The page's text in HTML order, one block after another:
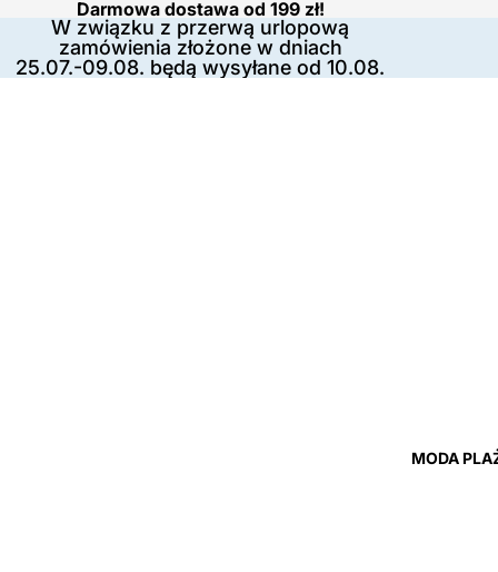
Darmowa dostawa od 199 zł!
W związku z przerwą urlopową
zamówienia złożone w dniach
25.07.-09.08. będą wysyłane od 10.08.
MODA